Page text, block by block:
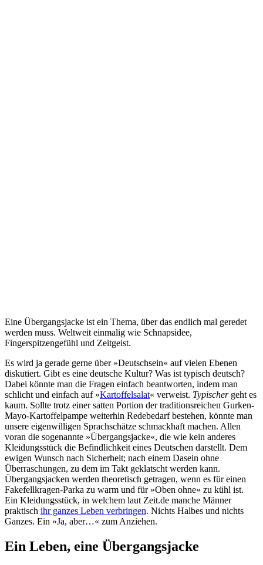
Eine Übergangsjacke ist ein Thema, über das endlich mal geredet
werden muss. Weltweit einmalig wie Schnapsidee,
Fingerspitzengefühl und Zeitgeist.
Es wird ja gerade gerne über »Deutschsein« auf vielen Ebenen
diskutiert. Gibt es eine deutsche Kultur? Was ist typisch deutsch?
Dabei könnte man die Fragen einfach beantworten, indem man
schlicht und einfach auf »Kartoffelsalat« verweist. Typischergeht es
kaum. Sollte trotz einer satten Portion der traditionsreichen Gurken-
Mayo-Kartoffelpampe weiterhin Redebedarf bestehen, könnte man
unsere eigenwilligen Sprachschätze schmackhaft machen. Allen
voran die sogenannte »Übergangsjacke«, die wie kein anderes
Kleidungsstück die Befindlichkeit eines Deutschen darstellt. Dem
ewigen Wunsch nach Sicherheit; nach einem Dasein ohne
Überraschungen, zu dem im Takt geklatscht werden kann.
Übergangsjacken werden theoretisch getragen, wenn es für einen
Fakefellkragen-Parka zu warm und für »Oben ohne« zu kühl ist.
Ein Kleidungsstück, in welchem laut Zeit.de manche Männer
praktisch ihr ganzes Leben verbringen. Nichts Halbes und nichts
Ganzes. Ein »Ja, aber…« zum Anziehen.
Ein Leben, eine Übergangsjacke